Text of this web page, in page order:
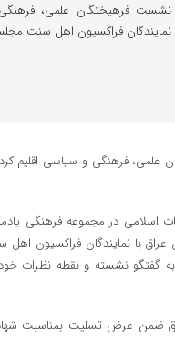
نشست فرهیختگان علمی،
نمایندگان فراکسیون اهل سنت
فرهنگی و سیاسی اقلیم
اسلامی در مجموعه فرهنگی
عراق با نمایندگان
گفتگو نشسته و نقطه نظرات
ضمن عرض تسلیت بمناسبت